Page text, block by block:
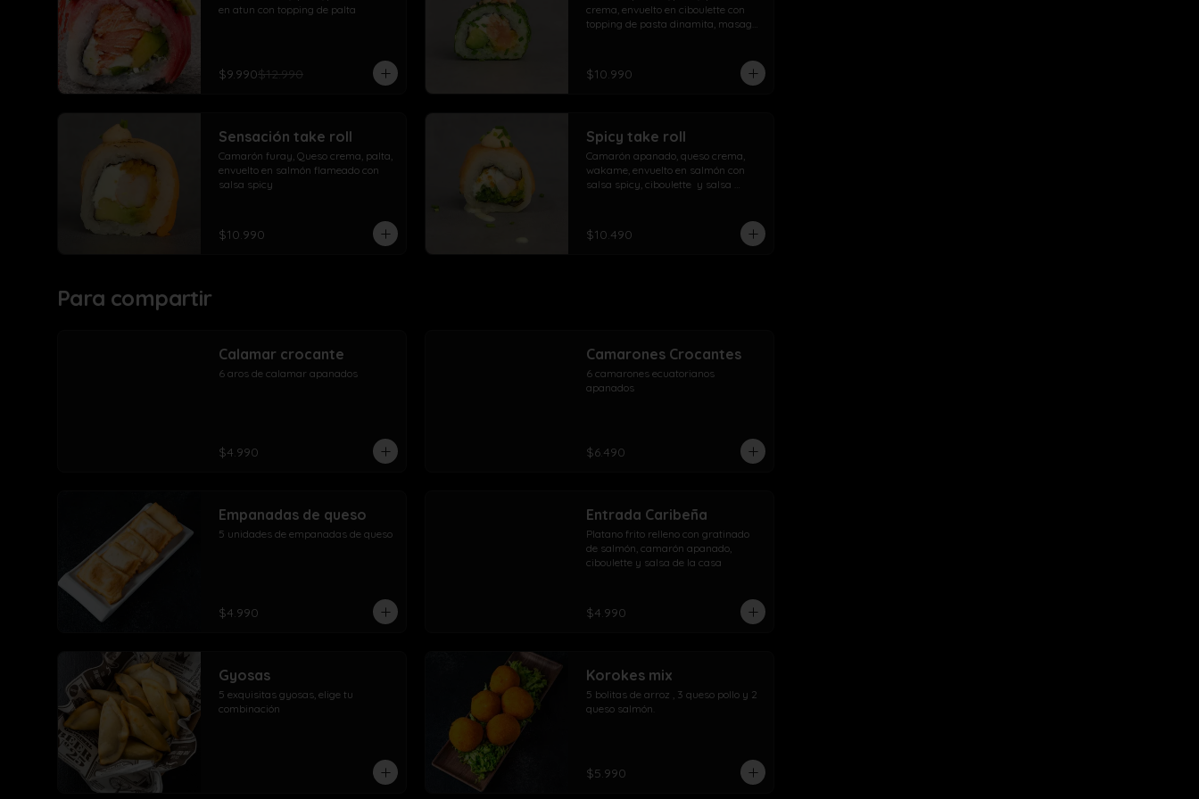
en atun con topping de palta
$9.990$12.990
crema, envuelto en ciboulette con
topping de pasta dinamita, masago,
$10.990
Sensación take roll
Camarón furay, Queso crema, palta,
envuelto en salmón flameado con
salsa spicy
$10.990
Spicy take roll
Camarón apanado, queso crema,
wakame, envuelto en salmón con
salsa spicy, ciboulette  y salsa
$10.490
Para compartir
Calamar crocante
6 aros de calamar apanados
$4.990
Camarones Crocantes
6 camarones ecuatorianos
apanados
$6.490
Empanadas de queso
5 unidades de empanadas de queso
$4.990
Entrada Caribeña
Platano frito relleno con gratinado
de salmón, camarón apanado,
ciboulette y salsa de la casa
$4.990
Gyosas
5 exquisitas gyosas, elige tu
combinación
Korokes mix
5 bolitas de arroz , 3 queso pollo y 2
queso salmón.
$5.990